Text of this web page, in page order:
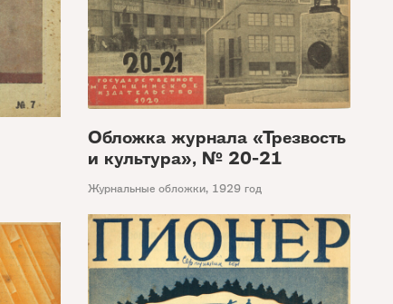
Обложка журнала «Трезвость
и культура», № 20-21
Журнальные обложки, 1929 год